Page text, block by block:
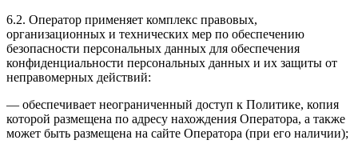
6.2. Оператор применяет комплекс правовых,
организационных и технических мер по обеспечению
безопасности персональных данных для обеспечения
конфиденциальности персональных данных и их защиты от
неправомерных действий:
— обеспечивает неограниченный доступ к Политике, копия
которой размещена по адресу нахождения Оператора, а также
может быть размещена на сайте Оператора (при его наличии);